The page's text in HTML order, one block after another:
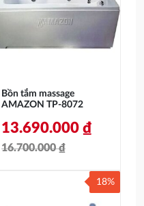
Bồn tắm massage
AMAZON TP-8072
16.700.000₫
13.690.000 ₫
18%